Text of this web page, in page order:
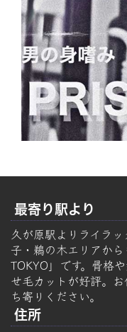
最寄り駅より
久が原駅よりライラ
子・鵜の木エリアか
TOKYO」です。骨格
せ毛カットが好評。
ち寄りください。
住所